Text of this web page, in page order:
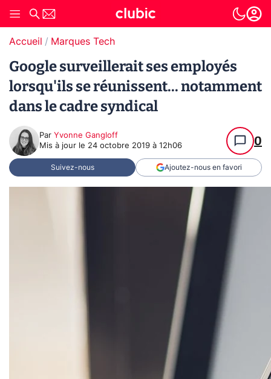
Accueil Marques Tech
Google surveillerait ses employés
lorsqu'ils se réunissent... notamment
dans le cadre syndical
Par Yvonne Gangloff
Mis à jour le 24 octobre 2019 à 12h06 0
Suivez-nous Ajoutez-nous en favori